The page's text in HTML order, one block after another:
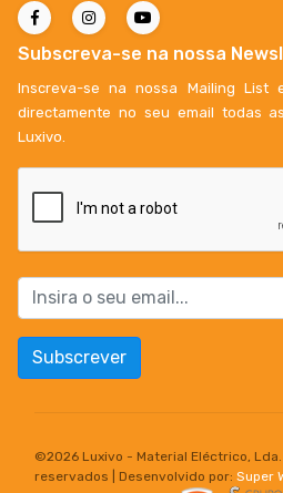
Subscreva-se na nossa
Inscreva-se na nossa Mailing List
directamente no seu email todas
Luxivo.
Subscrever
©2026 Luxivo - Material Eléctrico,
reservados | Desenvolvido por: Super